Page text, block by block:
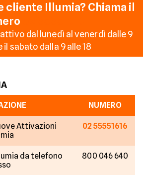
cliente Illumia? Chiama il
dal lunedì al venerdì dalle 9
il sabato dalla 9 alle 18
NUMERO
Attivazioni
02 55551616
da telefono
800 046 640